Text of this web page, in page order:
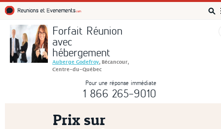
Forfait Réunion
avec
hébergement
Auberge Godefroy, Bécancour,
Centre-du-Québec
Pour une réponse immédiate
1 866 265-9010
Prix sur